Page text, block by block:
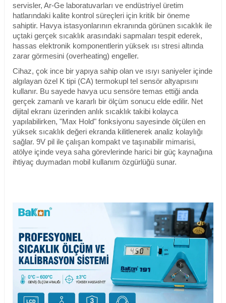
servisler, Ar-Ge laboratuvarları ve endüstriyel üretim
hatlarındaki kalite kontrol süreçleri için kritik bir öneme
sahiptir. Havya istasyonlarının ekranında görünen sıcaklık ile
uçtaki gerçek sıcaklık arasındaki sapmaları tespit ederek,
hassas elektronik komponentlerin yüksek ısı stresi altında
zarar görmesini (overheating) engeller.
Cihaz, çok ince bir yapıya sahip olan ve ısıyı saniyeler içinde
algılayan özel K tipi (CA) termokupl tel sensör altyapısını
kullanır. Bu sayede havya ucu sensöre temas ettiği anda
gerçek zamanlı ve kararlı bir ölçüm sonucu elde edilir. Net
dijital ekranı üzerinden anlık sıcaklık takibi kolayca
yapılabilirken, "Max Hold" fonksiyonu sayesinde ölçülen en
yüksek sıcaklık değeri ekranda kilitlenerek analiz kolaylığı
sağlar. 9V pil ile çalışan kompakt ve taşınabilir mimarisi,
atölye içinde veya saha görevlerinde harici bir güç kaynağına
ihtiyaç duymadan mobil kullanım özgürlüğü sunar.